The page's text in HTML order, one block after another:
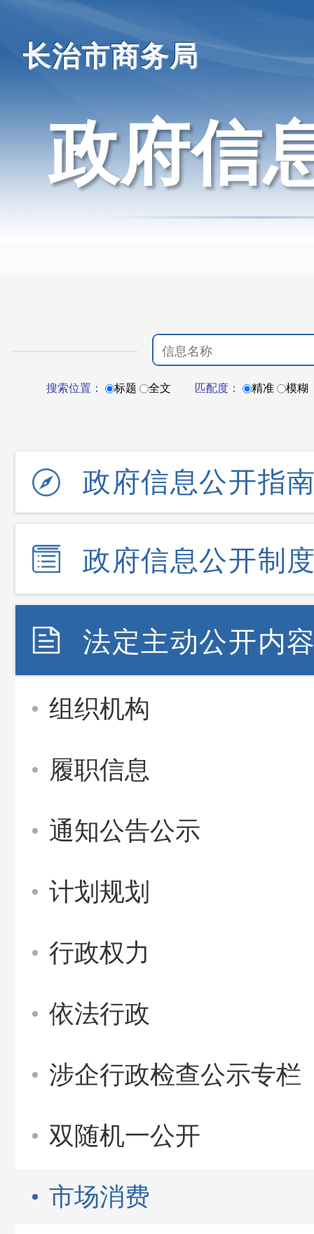
长治市商务局
政府信
搜索位置： 标题 全文 匹配度： 精准 模糊
政府信息公开指
政府信息公开制
法定主动公开内
组织机构
履职信息
通知公告公示
计划规划
行政权力
依法行政
涉企行政检查公示专栏
双随机一公开
市场消费